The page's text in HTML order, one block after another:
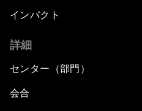
インパクト
詳細
センター（部門）
会合